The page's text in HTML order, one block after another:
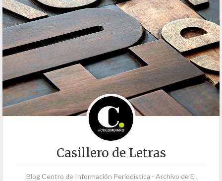
Casillero de Letras
Blog Centro de Información Periodística - Archivo de El